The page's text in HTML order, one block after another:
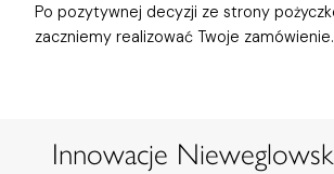
Po pozytywnej decyzji ze strony
zaczniemy realizować Twoje zamówienie.
Innowacje